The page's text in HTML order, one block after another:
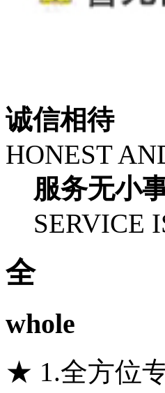
诚信相待
HONEST
服务无小
SERVICE
全
whole
★ 1.全方位